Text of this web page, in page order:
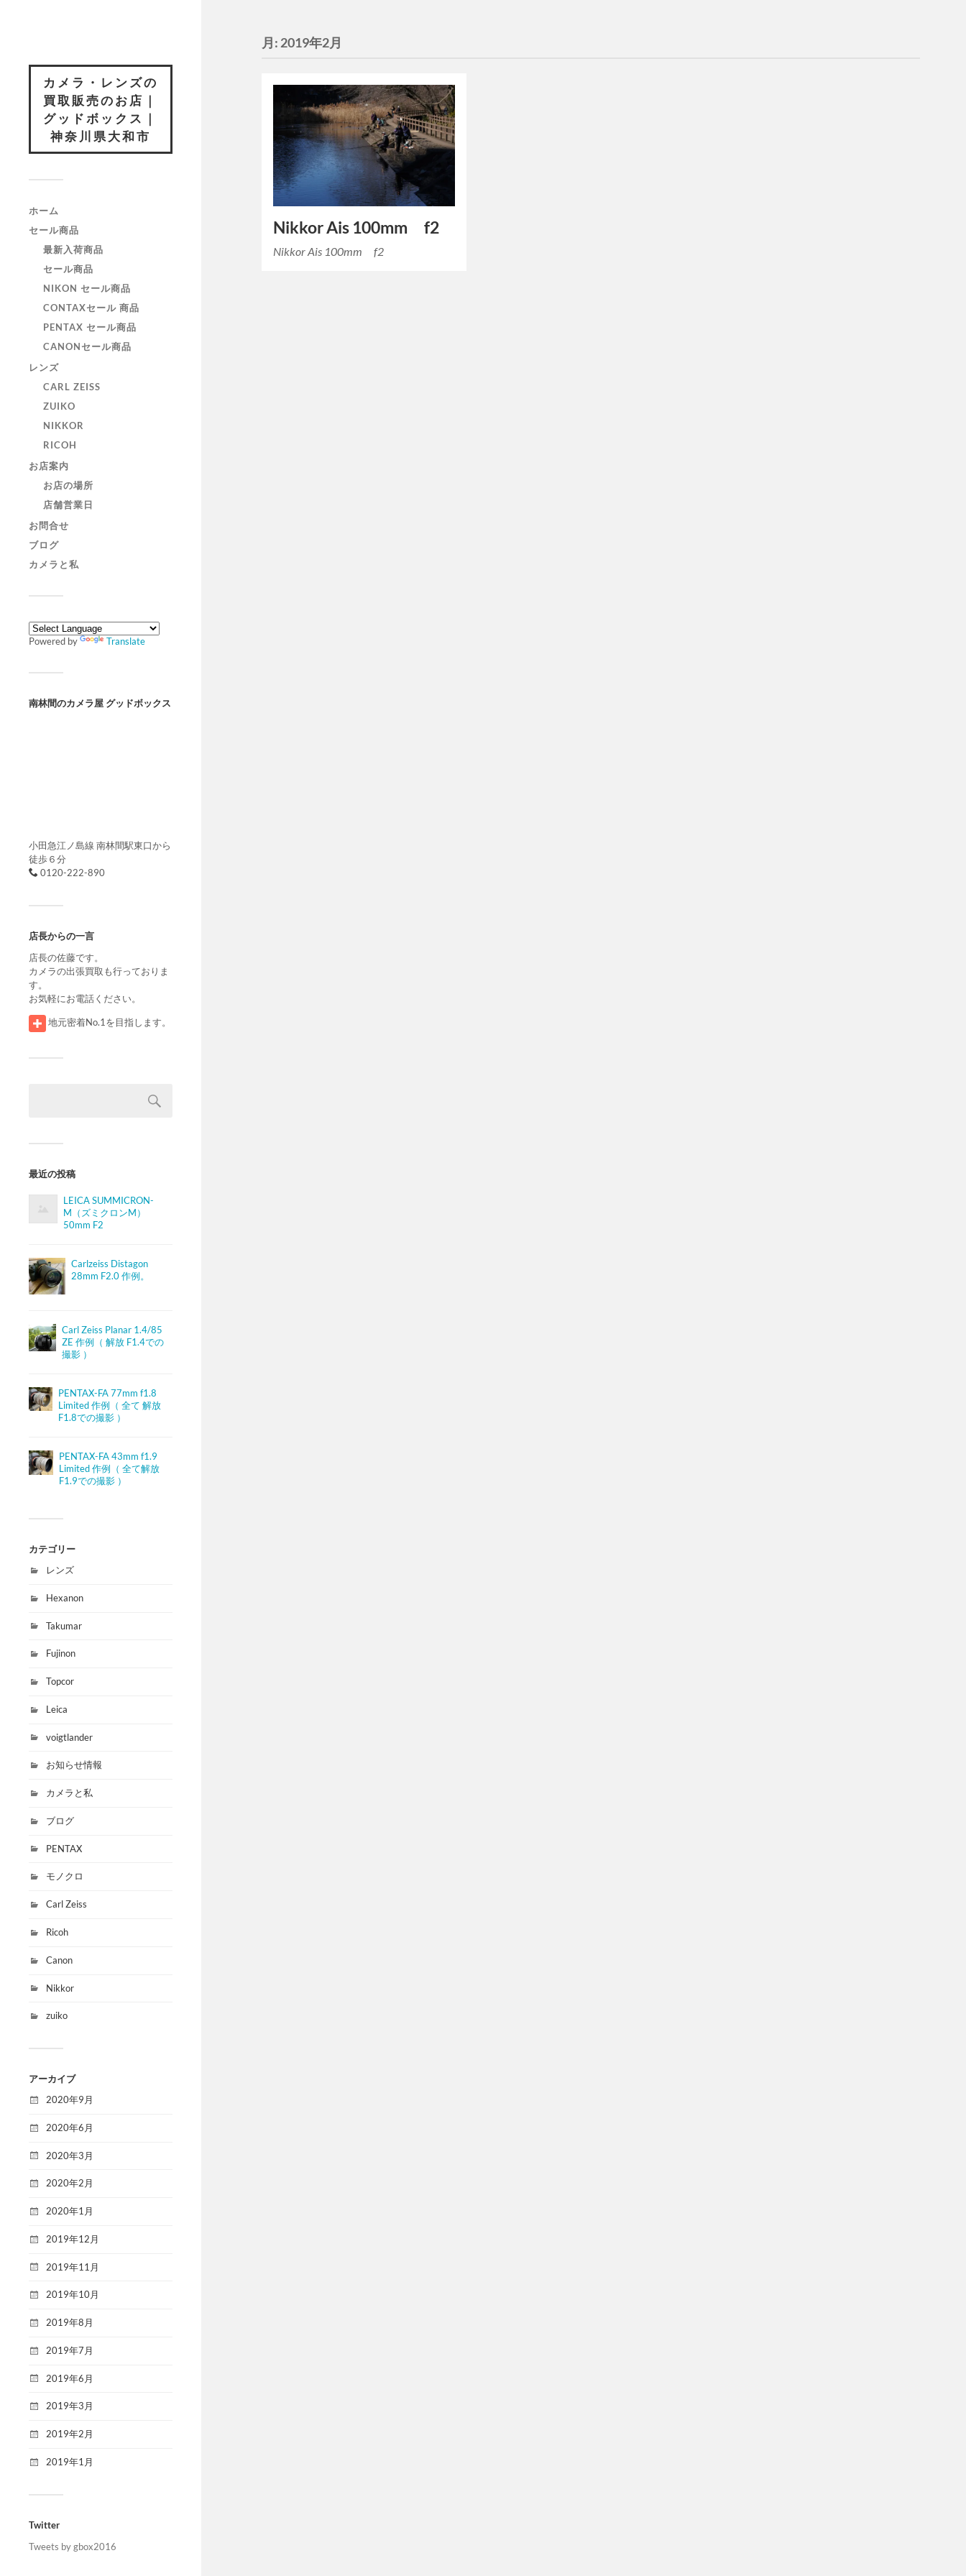
カメラ・レンズの
買取販売のお店｜
グッドボックス｜
神奈川県大和市
ホーム
セール商品
最新入荷商品
セール商品
NIKON セール商品
CONTAXセール 商品
PENTAX セール商品
CANONセール商品
レンズ
CARL ZEISS
ZUIKO
NIKKOR
RICOH
お店案内
お店の場所
店舗営業日
お問合せ
ブログ
カメラと私
Powered by Translate
南林間のカメラ屋 グッドボックス
小田急江ノ島線 南林間駅東口から
徒歩６分
0120-222-890
店長からの一言
店長の佐藤です。
カメラの出張買取も行っておりま
す。
お気軽にお電話ください。
地元密着No.1を目指します。
最近の投稿
LEICA SUMMICRON-
M（ズミクロンM）
50mm F2
Carlzeiss Distagon
28mm F2.0 作例。
Carl Zeiss Planar 1.4/85
ZE 作例（ 解放 F1.4での
撮影 ）
PENTAX-FA 77mm f1.8
Limited 作例（ 全て 解放
F1.8での撮影 ）
PENTAX-FA 43mm f1.9
Limited 作例（ 全て解放
F1.9での撮影 ）
カテゴリー
レンズ
Hexanon
Takumar
Fujinon
Topcor
Leica
voigtlander
お知らせ情報
カメラと私
ブログ
PENTAX
モノクロ
Carl Zeiss
Ricoh
Canon
Nikkor
zuiko
アーカイブ
2020年9月
2020年6月
2020年3月
2020年2月
2020年1月
2019年12月
2019年11月
2019年10月
2019年8月
2019年7月
2019年6月
2019年3月
2019年2月
2019年1月
Twitter
Tweets by gbox2016
月: 2019年2月
Nikkor Ais 100mm f2
Nikkor Ais 100mm f2